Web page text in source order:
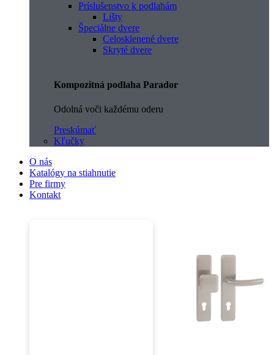
Príslušenstvo k podlahám
Lišty
Špeciálne dvere
Celosklenené dvere
Skryté dvere
Kompozitná podlaha Parador
Odolná voči každému oderu
Preskúmať
Kľučky
O nás
Katalógy na stiahnutie
Pre firmy
Kontakt